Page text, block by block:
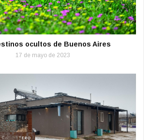
ocultos de Buenos Aires
17 de mayo de 2023